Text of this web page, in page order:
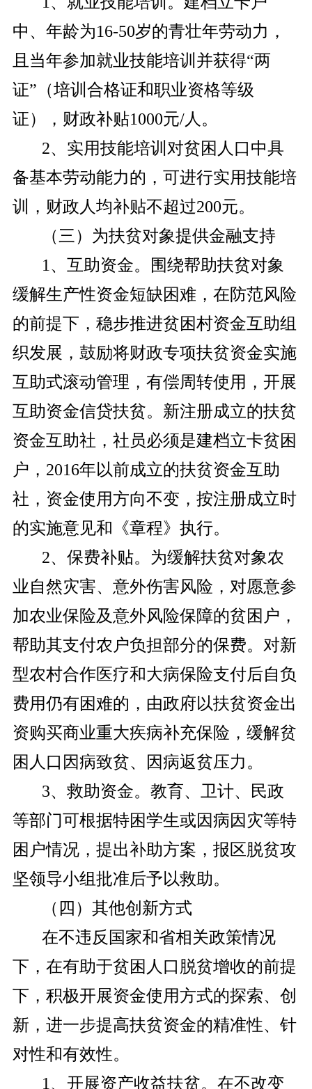
中、年龄为16-50岁的青壮年劳动力，
且当年参加就业技能培训并获得“两
证”（培训合格证和职业资格等级
证），财政补贴1000元/人。
2、实用技能培训对贫困人口中具
备基本劳动能力的，可进行实用技能培
训，财政人均补贴不超过200元。
（三）为扶贫对象提供金融支持
1、互助资金。围绕帮助扶贫对象
缓解生产性资金短缺困难，在防范风险
的前提下，稳步推进贫困村资金互助组
织发展，鼓励将财政专项扶贫资金实施
互助式滚动管理，有偿周转使用，开展
互助资金信贷扶贫。新注册成立的扶贫
资金互助社，社员必须是建档立卡贫困
户，2016年以前成立的扶贫资金互助
社，资金使用方向不变，按注册成立时
的实施意见和《章程》执行。
2、保费补贴。为缓解扶贫对象农
业自然灾害、意外伤害风险，对愿意参
加农业保险及意外风险保障的贫困户，
帮助其支付农户负担部分的保费。对新
型农村合作医疗和大病保险支付后自负
费用仍有困难的，由政府以扶贫资金出
资购买商业重大疾病补充保险，缓解贫
困人口因病致贫、因病返贫压力。
3、救助资金。教育、卫计、民政
等部门可根据特困学生或因病因灾等特
困户情况，提出补助方案，报区脱贫攻
坚领导小组批准后予以救助。
（四）其他创新方式
在不违反国家和省相关政策情况
下，在有助于贫困人口脱贫增收的前提
下，积极开展资金使用方式的探索、创
新，进一步提高扶贫资金的精准性、针
对性和有效性。
1、开展资产收益扶贫。在不改变